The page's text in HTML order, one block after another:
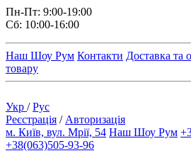
Пн-Пт: 9:00-19:00
Сб: 10:00-16:00
Наш Шоу Рум Контакти Доставка та
товару
Укр /Рус
Реєстрація / Авторизація
м. Київ, вул. Мрії, 54 Наш Шоу Рум
+38(063)505-93-96